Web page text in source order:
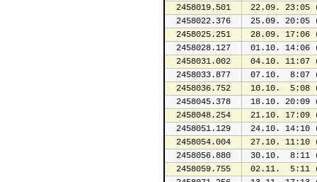
2458019.501
22.09. 23:05
2458022.376
25.09. 20:05
2458025.251
28.09. 17:06
2458028.127
01.10. 14:06
2458031.002
04.10. 11:07
2458033.877
07.10.  8:07
2458036.752
10.10.  5:08
2458045.378
18.10. 20:09
2458048.254
21.10. 17:09
2458051.129
24.10. 14:10
2458054.004
27.10. 11:10
2458056.880
30.10.  8:11
2458059.755
02.11.  5:11